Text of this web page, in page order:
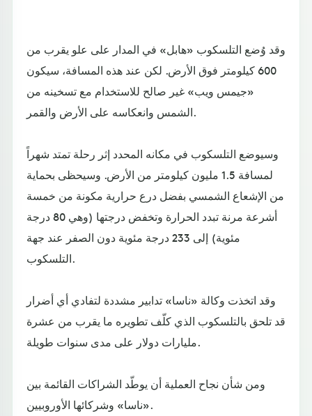
وقد وُضع التلسكوب «هابل» في المدار على علو يقرب من
600 كيلومتر فوق الأرض. لكن عند هذه المسافة، سيكون
«جيمس ويب» غير صالح للاستخدام مع تسخينه من
الشمس وانعكاسه على الأرض والقمر.
وسيوضع التلسكوب في مكانه المحدد إثر رحلة تمتد شهراً
لمسافة 1.5 مليون كيلومتر من الأرض. وسيحظى بحماية
من الإشعاع الشمسي بفضل درع حرارية مكونة من خمسة
أشرعة مرنة تبدد الحرارة وتخفض درجتها (وهي 80 درجة
مئوية) إلى 233 درجة مئوية دون الصفر عند جهة
التلسكوب.
وقد اتخذت وكالة «ناسا» تدابير مشددة لتفادي أي أضرار
قد تلحق بالتلسكوب الذي كلّف تطويره ما يقرب من عشرة
مليارات دولار على مدى سنوات طويلة.
ومن شأن نجاح العملية أن يوطّد الشراكات القائمة بين
«ناسا» وشركائها الأوروبيين.